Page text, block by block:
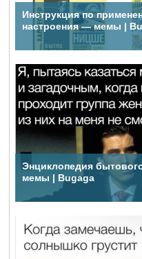
Инструкция по
настроения — мемы |
Энциклопедия
мемы | Bugaga